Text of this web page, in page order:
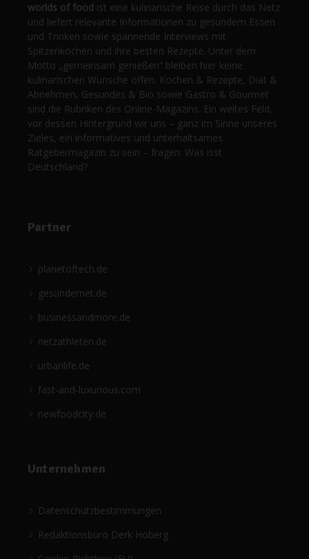
worlds of food ist eine kulinarische Reise durch das Netz
und liefert relevante Informationen zu gesundem Essen
und Trinken sowie spannende Interviews mit
Spitzenköchen und ihre besten Rezepte. Unter dem
Motto „gemeinsam genießen“ bleiben hier keine
kulinarischen Wünsche offen. Kochen & Rezepte, Diät &
Abnehmen, Gesundes & Bio sowie Gastro & Gourmet
sind die Rubriken des Online-Magazins. Ein weites Feld,
vor dessen Hintergrund wir uns – ganz im Sinne unseres
Zieles, ein informatives und unterhaltsames
Ratgebermagazin zu sein – fragen: Was isst
Deutschland?
Partner
planetoftech.de
gesündernet.de
businessandmore.de
netzathleten.de
urbanlife.de
fast-and-luxurious.com
newfoodcity.de
Unternehmen
Datenschutzbestimmungen
Redaktionsbüro Derk Hoberg